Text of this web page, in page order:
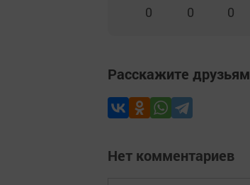
0 0 0
Расскажите друзьям
Нет комментариев